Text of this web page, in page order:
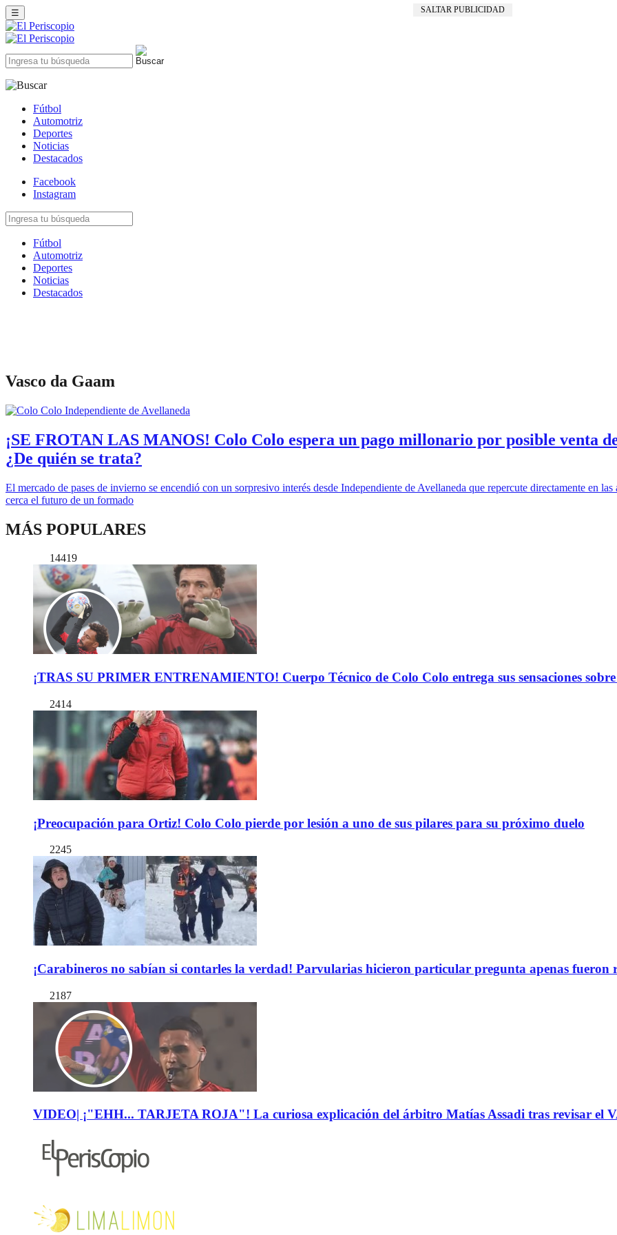
SALTAR PUBLICIDAD
☰
Fútbol
Automotriz
Deportes
Noticias
Destacados
Facebook
Instagram
Fútbol
Automotriz
Deportes
Noticias
Destacados
Vasco da Gaam
¡SE FROTAN LAS MANOS! Colo Colo espera un pago millonario por posible venta
¿De quién se trata?
El mercado de pases de invierno se encendió con un sorpresivo interés desde Independiente de Avellaneda que repercute directamente en
cerca el futuro de un formado
MÁS POPULARES
14419
¡TRAS SU PRIMER ENTRENAMIENTO! Cuerpo Técnico de Colo Colo entrega sus sensaciones
2414
¡Preocupación para Ortiz! Colo Colo pierde por lesión a uno de sus pilares para su próximo duelo
2245
¡Carabineros no sabían si contarles la verdad! Parvularias hicieron particular pregunta apenas fueron
2187
VIDEO| ¡"EHH... TARJETA ROJA"! La curiosa explicación del árbitro Matías Assadi tras revisar el